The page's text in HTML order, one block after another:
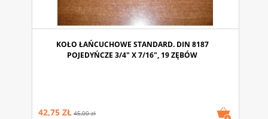
KOŁO ŁAŃCUCHOWE STANDARD. DIN 8187
POJEDYŃCZE 3/4" X 7/16", 19 ZĘBÓW
42,75 ZŁ 45,00 zł